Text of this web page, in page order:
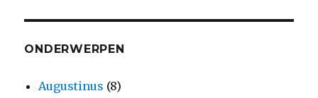
ONDERWERPEN
Augustinus (8)